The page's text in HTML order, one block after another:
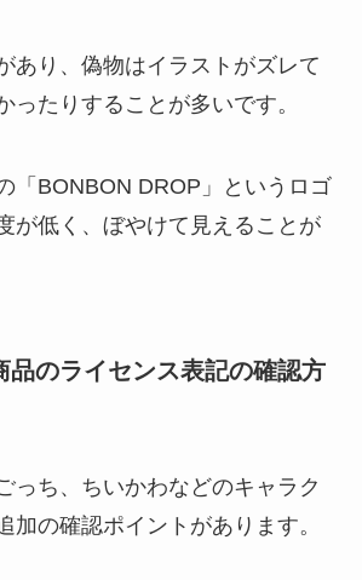
あり、偽物はイラストがズレて
ったりすることが多いです。
「BONBON DROP」というロゴ
が低く、ぼやけて見えることが
品のライセンス表記の確認方
っち、ちいかわなどのキャラク
加の確認ポイントがあります。